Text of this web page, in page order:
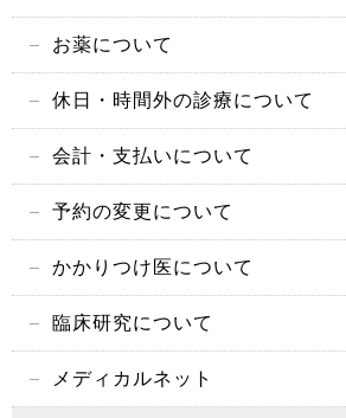
お薬について
休日・時間外の診療について
会計・支払いについて
予約の変更について
かかりつけ医について
臨床研究について
メディカルネット